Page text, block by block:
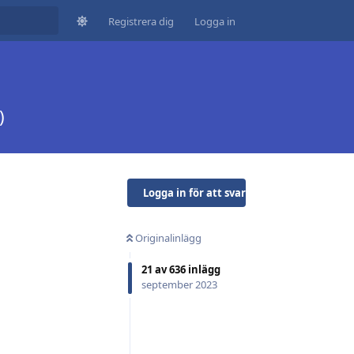
Registrera dig Logga in
Logga in för att svara
Originalinlägg
21 av636 inlägg
september 2023